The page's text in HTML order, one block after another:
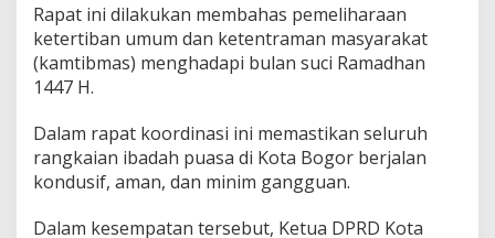
g
L
a
n
a
h
P
e
k
Rapat ini dilakukan membahas pemeliharaan
ketertiban umum dan ketentraman masyarakat
(kamtibmas) menghadapi bulan suci Ramadhan
1447 H.
​Dalam rapat koordinasi ini memastikan seluruh
rangkaian ibadah puasa di Kota Bogor berjalan
kondusif, aman, dan minim gangguan.
​Dalam kesempatan tersebut, Ketua DPRD Kota